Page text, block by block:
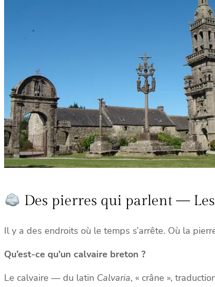
Des pierres qui parlent —
Il y a des endroits où le temps s’arrête. Où la
Qu’est-ce qu’un calvaire breton ?
Le calvaire — du latin Calvaria, « crâne »,